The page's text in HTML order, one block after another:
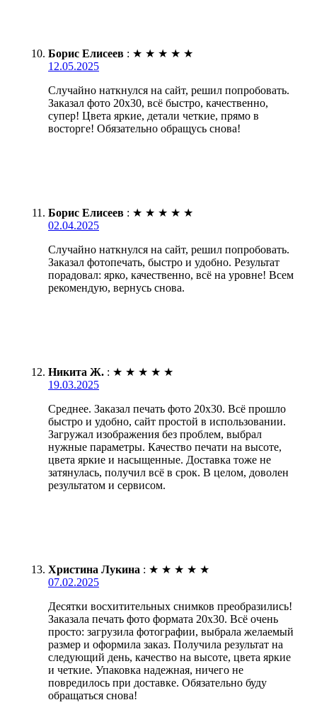
Борис Елисеев : ★ ★ ★ ★ ★
12.05.2025
Случайно наткнулся на сайт, решил попробовать.
Заказал фото 20х30, всё быстро, качественно,
супер! Цвета яркие, детали четкие, прямо в
восторге! Обязательно обращусь снова!
Борис Елисеев : ★ ★ ★ ★ ★
02.04.2025
Случайно наткнулся на сайт, решил попробовать.
Заказал фотопечать, быстро и удобно. Результат
порадовал: ярко, качественно, всё на уровне! Всем
рекомендую, вернусь снова.
Никита Ж. : ★ ★ ★ ★ ★
19.03.2025
Среднее. Заказал печать фото 20х30. Всё прошло
быстро и удобно, сайт простой в использовании.
Загружал изображения без проблем, выбрал
нужные параметры. Качество печати на высоте,
цвета яркие и насыщенные. Доставка тоже не
затянулась, получил всё в срок. В целом, доволен
результатом и сервисом.
Христина Лукина : ★ ★ ★ ★ ★
07.02.2025
Десятки восхитительных снимков преобразились!
Заказала печать фото формата 20х30. Всё очень
просто: загрузила фотографии, выбрала желаемый
размер и оформила заказ. Получила результат на
следующий день, качество на высоте, цвета яркие
и четкие. Упаковка надежная, ничего не
повредилось при доставке. Обязательно буду
обращаться снова!